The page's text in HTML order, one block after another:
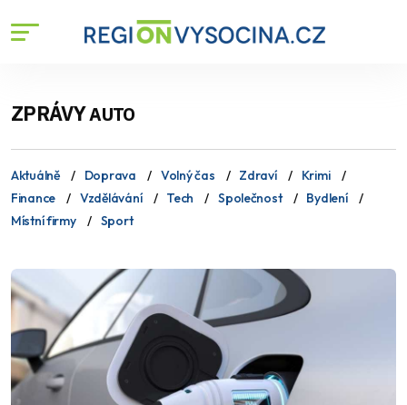
ZPRÁVYAUTO
Aktuálně Doprava Volný čas Zdraví
Krimi
Finance
Vzdělávání Tech Společnost
Bydlení
Místní firmy
Sport